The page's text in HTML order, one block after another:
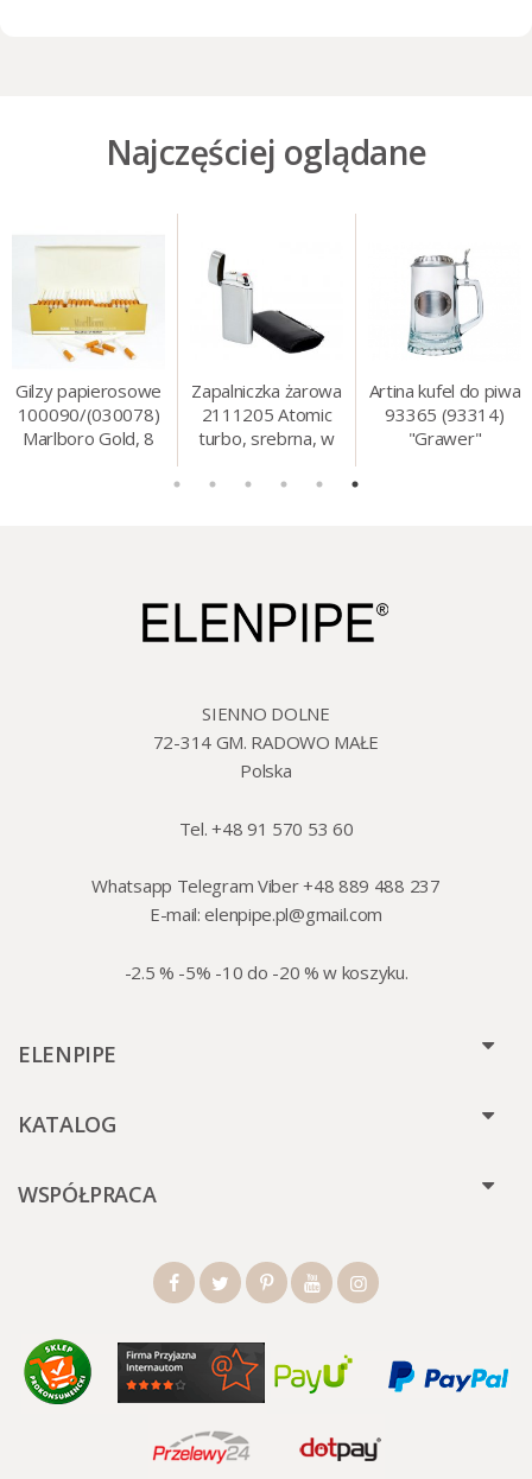
Najczęściej oglądane
Gilzy papierosowe
100090/(030078)
Marlboro Gold, 8
Zapalniczka żarowa
2111205 Atomic
turbo, srebrna, w
Artina kufel do piwa
93365 (93314)
"Grawer"
SIENNO DOLNE
72-314 GM. RADOWO MAŁE
Polska
Tel. +48 91 570 53 60
Whatsapp Telegram Viber +48 889 488 237
E-mail:elenpipe.pl@gmail.com
-2.5 % -5% -10 do -20 % w koszyku.
ELENPIPE
KATALOG
WSPÓŁPRACA